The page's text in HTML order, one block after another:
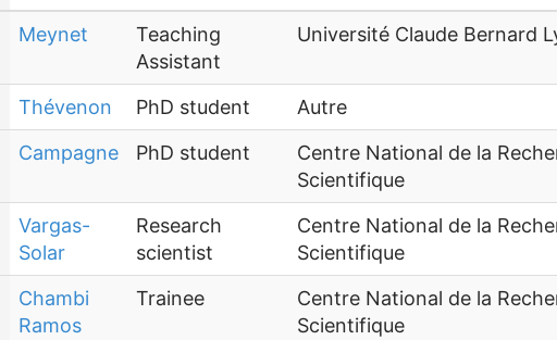
Meynet
Teaching
Assistant
Université Claude Bernard
Thévenon PhD student Autre
Campagne PhD student
Centre National de la
Scientifique
Vargas-
Solar
Research
scientist
Centre National de la
Scientifique
Chambi
Ramos
Trainee
Centre National de la
Scientifique